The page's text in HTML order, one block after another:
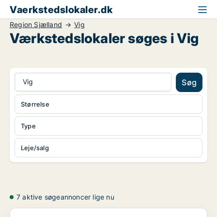
Vaerkstedslokaler.dk
Region Sjælland Vig
Værkstedslokaler søges i Vig
Vig Søg
Type
Leje/salg
Størrelse
7 aktive søgeannoncer lige nu